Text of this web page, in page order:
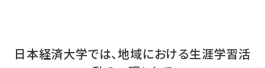
日本経済大学では、地域における生涯学習活